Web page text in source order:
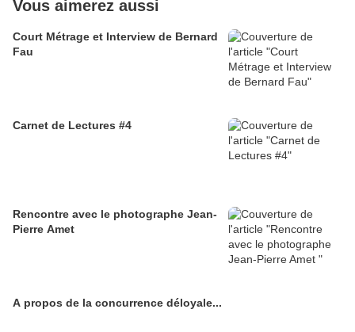
Vous aimerez aussi
Court Métrage et Interview de Bernard
Fau
Carnet de Lectures #4
Rencontre avec le photographe Jean-
Pierre Amet
A propos de la concurrence déloyale...